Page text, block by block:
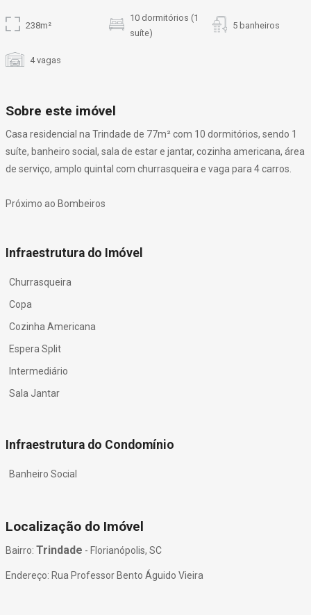
238m²
10 dormitórios (1
suíte)
5 banheiros
4 vagas
Sobre este imóvel
Casa residencial na Trindade de 77m² com 10 dormitórios, sendo 1
suíte, banheiro social, sala de estar e jantar, cozinha americana, área
de serviço, amplo quintal com churrasqueira e vaga para 4 carros.
Próximo ao Bombeiros
Infraestrutura do Imóvel
Churrasqueira
Copa
Cozinha Americana
Espera Split
Intermediário
Sala Jantar
Infraestrutura do Condomínio
Banheiro Social
Localização do Imóvel
Bairro: Trindade - Florianópolis, SC
Endereço: Rua Professor Bento Águido Vieira